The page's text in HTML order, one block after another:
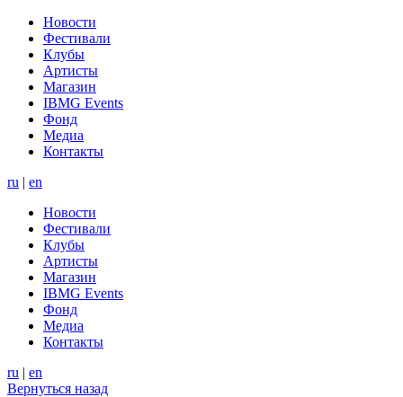
Новости
Фестивали
Клубы
Артисты
Магазин
IBMG Events
Фонд
Медиа
Контакты
ru | en
Новости
Фестивали
Клубы
Артисты
Магазин
IBMG Events
Фонд
Медиа
Контакты
ru | en
Вернуться назад